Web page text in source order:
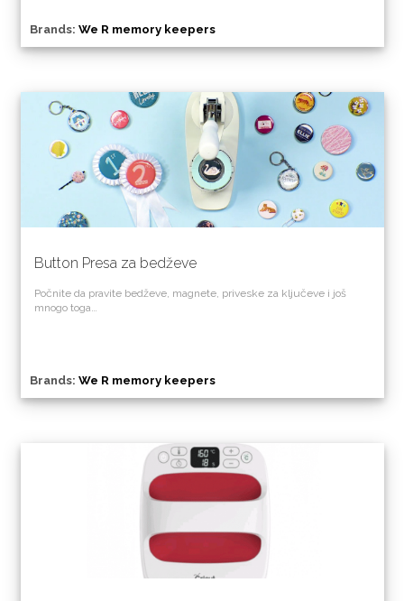
Brands: We R memory keepers
Button Presa za bedževe
Počnite da pravite bedževe, magnete, priveske za ključeve i još
mnogo toga…
Brands: We R memory keepers